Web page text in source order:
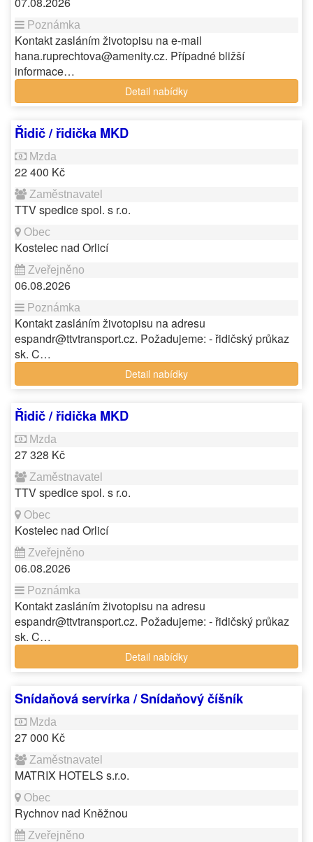
Kontakt zasláním životopisu na e-mail
hana.ruprechtova@amenity.cz. Případné bližší
informace…
Detail nabídky
Řidič / řidička MKD
22 400 Kč
TTV spedice spol. s r.o.
Kostelec nad Orlicí
06.08.2026
Kontakt zasláním životopisu na adresu
espandr@ttvtransport.cz. Požadujeme: - řidičský průkaz
sk. C…
Detail nabídky
Řidič / řidička MKD
27 328 Kč
TTV spedice spol. s r.o.
Kostelec nad Orlicí
06.08.2026
Kontakt zasláním životopisu na adresu
espandr@ttvtransport.cz. Požadujeme: - řidičský průkaz
sk. C…
Detail nabídky
Snídaňová servírka / Snídaňový číšník
27 000 Kč
MATRIX HOTELS s.r.o.
Rychnov nad Kněžnou